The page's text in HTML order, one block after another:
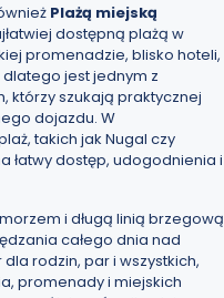
Plażą miejską
dostępną plażą w
promenadzie, blisko hoteli,
jest jednym z
którzy szukają praktycznej
dojazdu. W
takich jak Nugal czy
łatwy dostęp, udogodnienia i
i długą linią brzegową
całego dnia nad
rodzin, par i wszystkich,
promenady i miejskich